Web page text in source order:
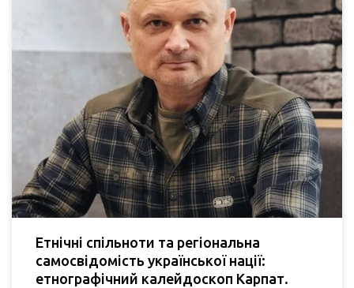
Етнічні спільноти та регіональна
самосвідомість української нації:
етнографічний калейдоскоп Карпат.